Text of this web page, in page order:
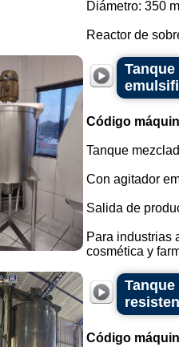
Diámetro: 350
Reactor de
Código
Tanque
Con agitador
Salida de
Para industrias
cosmética y
Código